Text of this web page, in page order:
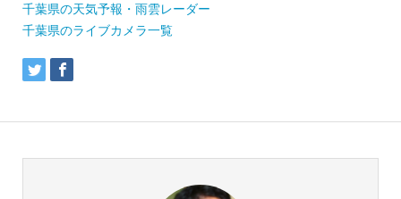
千葉県の天気予報・雨雲レーダー
千葉県のライブカメラ一覧